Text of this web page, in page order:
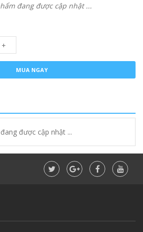
đang được cập nhật ...
+
MUA NGAY
được cập nhật ...